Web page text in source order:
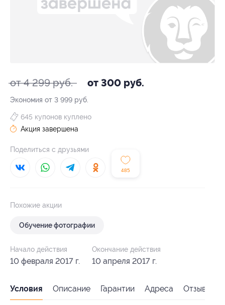
от 4 299 руб. от 300 руб.
Экономия от 3 999 руб.
485
645 купонов куплено
Акция завершена
Поделиться с друзьями
Похожие акции
Обучение фотографии
Начало действия
10 февраля 2017 г.
Окончание действия
10 апреля 2017 г.
Условия Описание Гарантии Адреса Отзывы